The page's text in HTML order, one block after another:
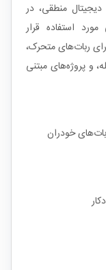
منطقی، در
استفاده قرار
ربات‌های متحرک،
و پروژه‌های مبتنی
خودران